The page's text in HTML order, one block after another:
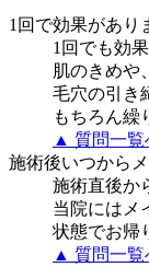
1回で効果があり
1回でも効
肌のきめや
毛穴の引き
もちろん繰
▲ 質問一覧
施術後いつから
施術直後か
当院にはメ
状態でお帰
▲ 質問一覧